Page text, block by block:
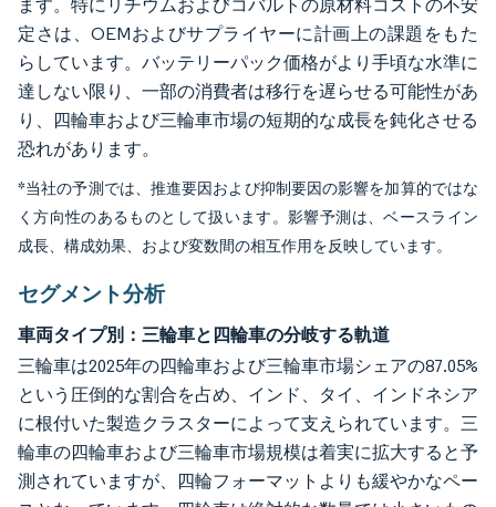
ます。特にリチウムおよびコバルトの原材料コストの不安
定さは、OEMおよびサプライヤーに計画上の課題をもた
らしています。バッテリーパック価格がより手頃な水準に
達しない限り、一部の消費者は移行を遅らせる可能性があ
り、四輪車および三輪車市場の短期的な成長を鈍化させる
恐れがあります。
*当社の予測では、推進要因および抑制要因の影響を加算的ではな
く方向性のあるものとして扱います。影響予測は、ベースライン
成長、構成効果、および変数間の相互作用を反映しています。
セグメント分析
車両タイプ別：三輪車と四輪車の分岐する軌道
三輪車は2025年の四輪車および三輪車市場シェアの87.05%
という圧倒的な割合を占め、インド、タイ、インドネシア
に根付いた製造クラスターによって支えられています。三
輪車の四輪車および三輪車市場規模は着実に拡大すると予
測されていますが、四輪フォーマットよりも緩やかなペー